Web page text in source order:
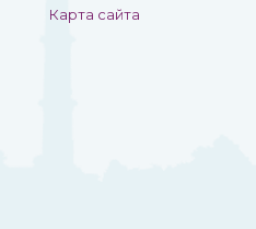
Карта сайта